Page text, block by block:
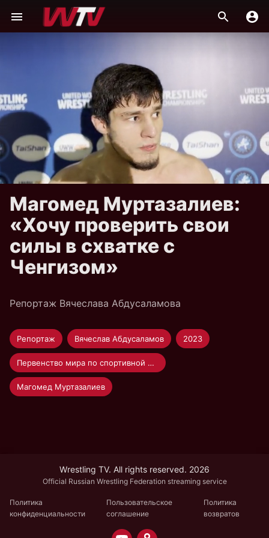
Магомед Муртазалиев:
«Хочу проверить свои
силы в схватке с
Ченгизом»
Репортаж Вячеслава Абдусаламова
Репортаж Вячеслав Абдусаламов 2023
Первенство мира по спортивной борьбе U-23
Магомед Муртазалиев
Wrestling TV. All rights reserved. 2026
Official Russian Wrestling Federation streaming service
Политика
конфиденциальности
Пользовательское
соглашение
Политика
возвратов